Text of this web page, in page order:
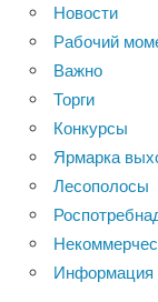
Новости
Рабочий
Важно
Торги
Конкурсы
Ярмарка
Лесополосы
Информация